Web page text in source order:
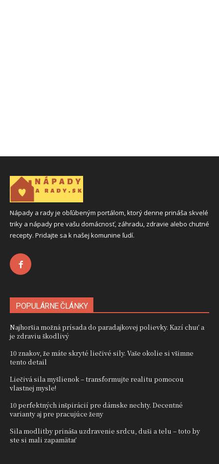
Nápady a rady je obľúbeným portálom, ktorý denne prináša skvelé
triky a nápady pre vašu domácnosť, záhradu, zdravie alebo chutné
recepty. Pridajte sa k našej komunine ľudí.
POPULÁRNE ČLÁNKY
Najhoršia možná prísada do paradajkovej polievky. Kazí chuť a
je zdraviu škodlivý
10 znakov, že máte skryté liečivé sily. Vaše okolie si všimne
tento detail
Liečivá sila myšlienok – transformujte realitu pomocou
vlastnej mysle!
10 perfektných inšpirácií pre dámske nechty. Decentné
varianty aj pre pracujúce ženy
Sila modlitby prináša uzdravenie srdcu, duši a telu – toto by
ste si mali zapamätať